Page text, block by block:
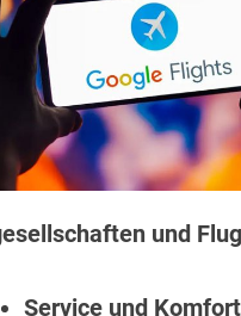
und
Service und